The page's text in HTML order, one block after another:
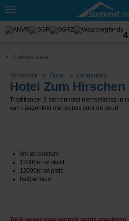
Toggle
< Zoekresultaat
Oostenrijk Ötztal Längenfeld
Hotel Zum Hirschen
Traditioneel 3-sterrenhotel met wellness in
van Längenfeld met skibus voor de deur!
0m tot centrum
12000m tot skilift
12000m tot piste
halfpension
Tot 6 weken voor vertrek gratis annuleren